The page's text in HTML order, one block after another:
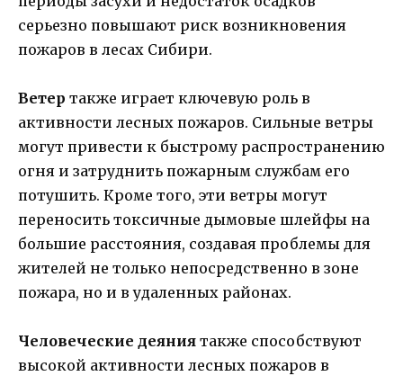
серьезно повышают риск возникновения
пожаров в лесах Сибири.
Ветер также играет ключевую роль в
активности лесных пожаров. Сильные ветры
могут привести к быстрому распространению
огня и затруднить пожарным службам его
потушить. Кроме того, эти ветры могут
переносить токсичные дымовые шлейфы на
большие расстояния, создавая проблемы для
жителей не только непосредственно в зоне
пожара, но и в удаленных районах.
Человеческие деяния также способствуют
высокой активности лесных пожаров в